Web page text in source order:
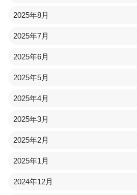
2025年8月
2025年7月
2025年6月
2025年5月
2025年4月
2025年3月
2025年2月
2025年1月
2024年12月